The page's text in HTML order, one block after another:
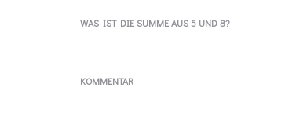
WAS IST DIE SUMME AUS 5 UND 8?
KOMMENTAR